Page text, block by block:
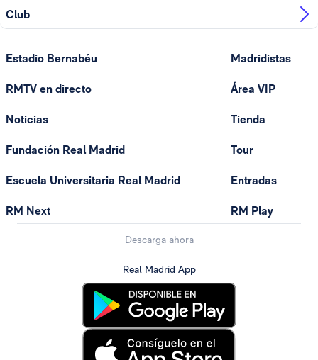
Club
Estadio Bernabéu
RMTV en directo
Noticias
Fundación Real Madrid
Escuela Universitaria Real Madrid
RM Next
Madridistas
Área VIP
Tienda
Tour
Entradas
RM Play
Descarga ahora
Real Madrid App